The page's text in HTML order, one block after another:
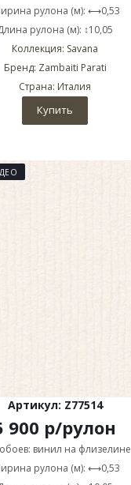
рулона (м): ⟷0,53
рулона (м): ↕10,05
Коллекция: Savana
Бренд: Zambaiti Parati
Страна: Италия
Купить
Артикул: Z77514
900 р/рулон
винил на флизелине
рулона (м): ⟷0,53